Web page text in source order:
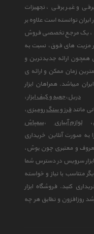
و غیر برقی ، تجهیزات
توانسته است علاوه بر
، یک مرجع تخصصی فروش
بر مزیت های فوق، نسبت به
همچون ارائه جدیدترین و
زمان ممکن و ارائه ی
میباشد. همراهان ابزار
دریل،جعبه و کیف ابزار،
مانند فرز و سنگ رومیزی،
لوازم آبیاری ،سمپاش
به صورت آنلاین خریداری
معروف و معتبری چون بوش،
سرویس در دسترس شما
متناسب با نیاز و خواسته
کنید. فروشگاه ابزار
روزافزون و تطابق هر چه